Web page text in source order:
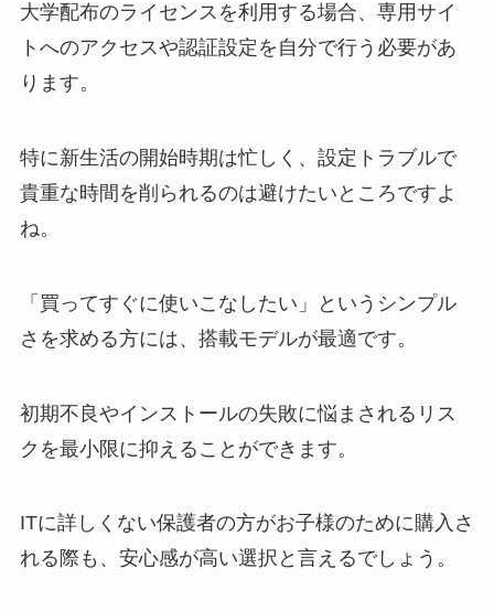
大学配布のライセンスを利用する場合、専用サイ
トへのアクセスや認証設定を自分で行う必要があ
ります。
特に新生活の開始時期は忙しく、設定トラブルで
貴重な時間を削られるのは避けたいところですよ
ね。
「買ってすぐに使いこなしたい」というシンプル
さを求める方には、搭載モデルが最適です。
初期不良やインストールの失敗に悩まされるリス
クを最小限に抑えることができます。
ITに詳しくない保護者の方がお子様のために購入さ
れる際も、安心感が高い選択と言えるでしょう。